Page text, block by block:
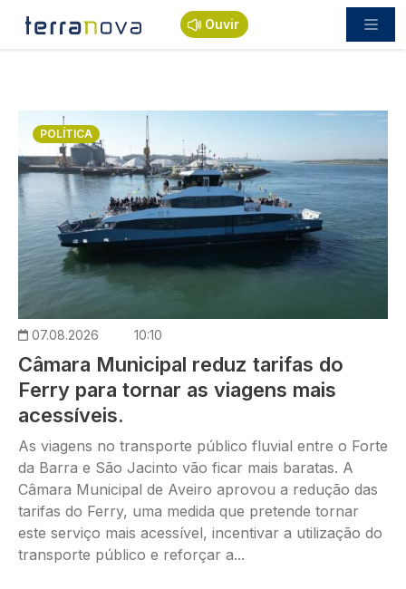
Passar para o conteúdo principal
Ouvir
Imagem
POLÍTICA
07.08.2026 10:10
Câmara Municipal reduz tarifas do
Ferry para tornar as viagens mais
acessíveis.
As viagens no transporte público fluvial entre o Forte
da Barra e São Jacinto vão ficar mais baratas. A
Câmara Municipal de Aveiro aprovou a redução das
tarifas do Ferry, uma medida que pretende tornar
este serviço mais acessível, incentivar a utilização do
transporte público e reforçar a...